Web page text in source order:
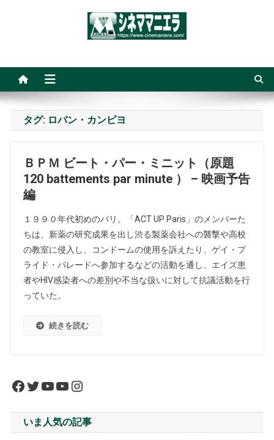
タグ: ロバン・カンピヨ
ＢＰＭ ビート・パー・ミニット（原題
120 battements par minute ） – 映画予告
編
１９９０年代初めのパリ。「ACT UP Paris」のメンバーた
ちは、新薬の研究成果を出し渋る製薬会社への襲撃や高校
の教室に侵入し、コンドームの使用を訴えたり、ゲイ・プ
ライド・パレードへ参加するなどの活動を通し、エイズ患
者やHIV感染者への差別や不当な扱いに対して抗議活動を行
っていた。
続きを読む
Facebook
Twitter
YouTube
YouTube
Instagram
いま人気の記事